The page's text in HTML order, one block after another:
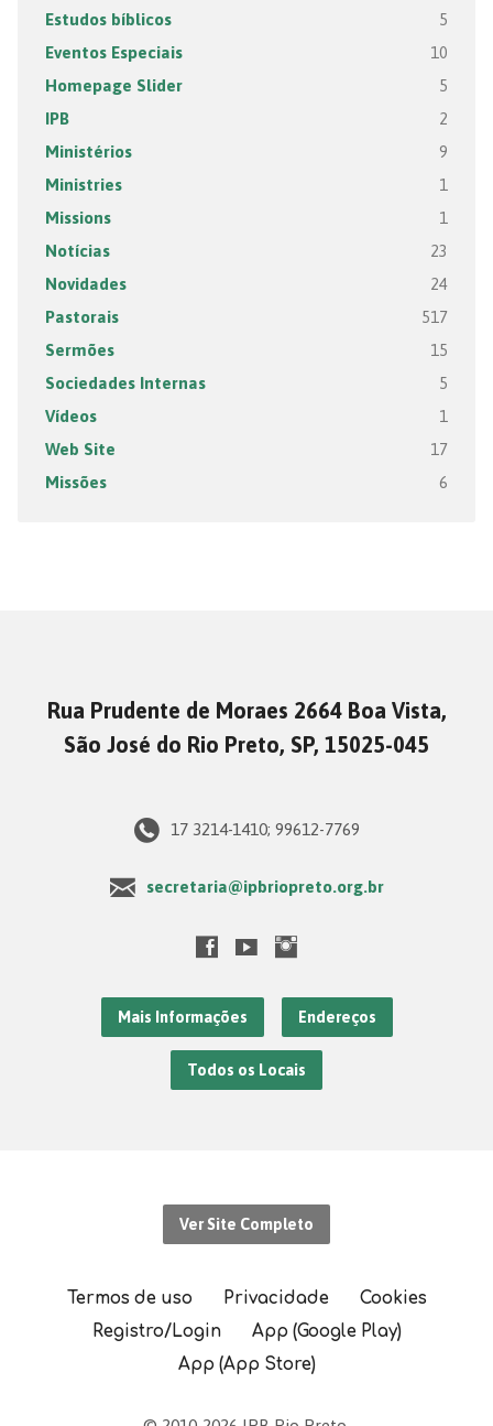
Estudos bíblicos 5
Eventos Especiais 10
Homepage Slider 5
IPB 2
Ministérios 9
Ministries 1
Missions 1
Notícias 23
Novidades 24
Pastorais 517
Sermões 15
Sociedades Internas 5
Vídeos 1
Web Site 17
Missões 6
Rua Prudente de Moraes 2664 Boa Vista,
São José do Rio Preto, SP, 15025-045
17 3214-1410; 99612-7769
secretaria@ipbriopreto.org.br
Mais Informações Endereços
Todos os Locais
Ver Site Completo
Termos de uso Privacidade
Cookies
Registro/Login
App (Google Play)
App (App Store)